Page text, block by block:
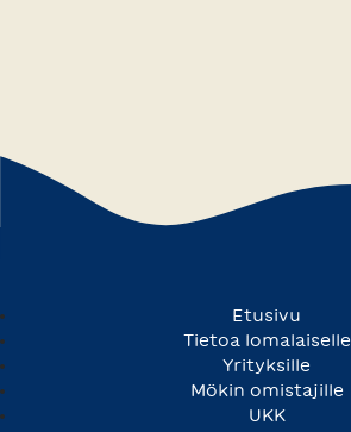
Etusivu
Tietoa lomalaiselle
Yrityksille
Mökin omistajille
UKK